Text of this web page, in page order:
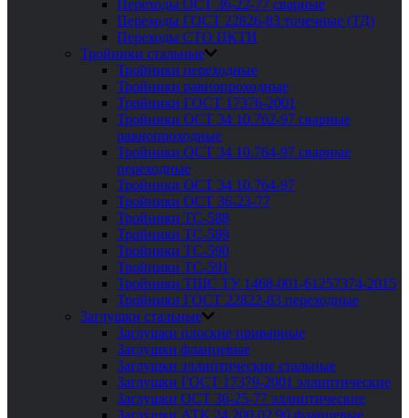
Переходы ОСТ 36-22-77 сварные
Переходы ГОСТ 22826-83 точечные (ТД)
Переходы СТО ЦКТИ
Тройники стальные
Тройники переходные
Тройники равнопроходные
Тройники ГОСТ 17376-2001
Тройники ОСТ 34 10.762-97 сварные
равнопроходные
Тройники ОСТ 34 10.764-97 сварные
переходные
Тройники ОСТ 34 10.764-97
Тройники ОСТ 36-23-77
Тройники ТС-588
Тройники ТС-589
Тройники ТС-590
Тройники ТС-591
Тройники ТШС ТУ 1468-001-61257374-2015
Тройники ГОСТ 22822-83 переходные
Заглушки стальные
Заглушки плоские приварные
Заглушки фланцевые
Заглушки эллиптические стальные
Заглушки ГОСТ 17379-2001 эллиптические
Заглушки ОСТ 36-25-77 эллиптические
Заглушки АТК 24.200 02 90 фланцевые